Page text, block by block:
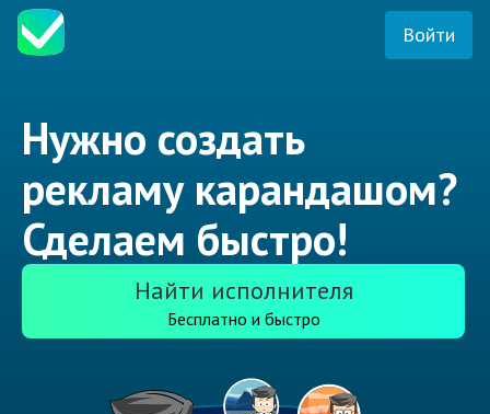
Войти
Нужно создать
рекламу карандашом?
Сделаем быстро!
Найти исполнителя
Бесплатно и быстро